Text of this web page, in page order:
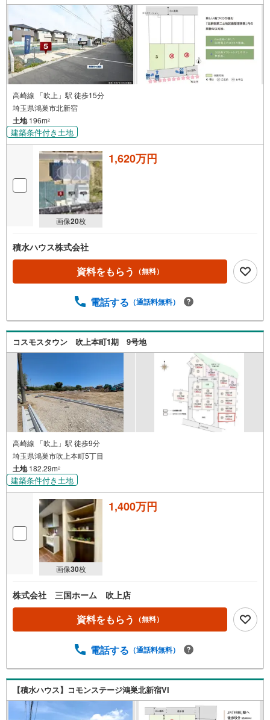
高崎線 「吹上」駅 徒歩15分
埼玉県鴻巣市北新宿
土地196m2
建築条件付き土地
画像20枚
1,620万円
積水ハウス株式会社
資料をもらう （無料）
電話する （通話料無料）
コスモスタウン 吹上本町1期 9号地
高崎線 「吹上」駅 徒歩9分
埼玉県鴻巣市吹上本町5丁目
土地182.29m2
建築条件付き土地
画像30枚
1,400万円
株式会社 三国ホーム 吹上店
資料をもらう （無料）
電話する （通話料無料）
【積水ハウス】コモンステージ鴻巣北新宿VI